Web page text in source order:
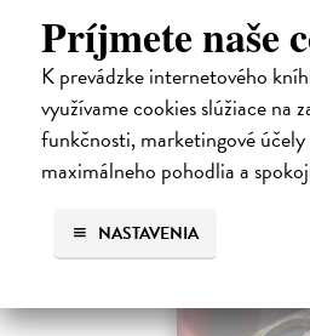
Príjmete naše
K prevádzke internetového
využívame cookies slúžiace na
funkčnosti, marketingové účely
maximálneho pohodlia a
NASTAVENIA
sbíhají všechny nitky související s
musí vyřešit Roman Saran, major
Jak…
Zasielame do 12 dní
15,91 €
16,40 € ?